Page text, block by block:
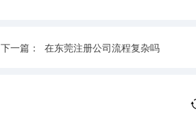
下一篇： 在东莞注册公司流程复杂吗